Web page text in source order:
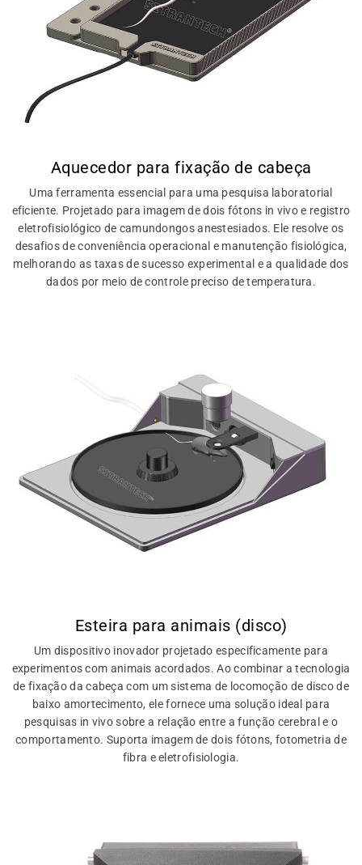
Aquecedor para fixação de cabeça
Uma ferramenta essencial para uma pesquisa laboratorial
eficiente. Projetado para imagem de dois fótons in vivo e registro
eletrofisiológico de camundongos anestesiados. Ele resolve os
desafios de conveniência operacional e manutenção fisiológica,
melhorando as taxas de sucesso experimental e a qualidade dos
dados por meio de controle preciso de temperatura.
Esteira para animais (disco)
Um dispositivo inovador projetado especificamente para
experimentos com animais acordados. Ao combinar a tecnologia
de fixação da cabeça com um sistema de locomoção de disco de
baixo amortecimento, ele fornece uma solução ideal para
pesquisas in vivo sobre a relação entre a função cerebral e o
comportamento. Suporta imagem de dois fótons, fotometria de
fibra e eletrofisiologia.